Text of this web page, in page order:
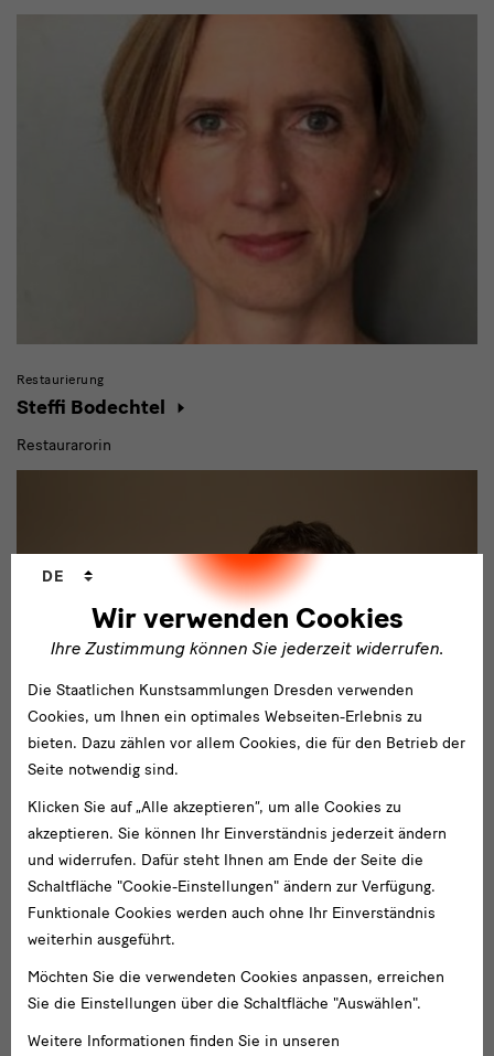
Restaurierung
Steffi Bodechtel
Restaurarorin
GRASSI Museum für Völkerkunde zu Leipzig
Kevin Breß
Wir verwenden Cookies
Ihre Zustimmung können Sie jederzeit widerrufen.
DE
Die Staatlichen Kunstsammlungen Dresden verwenden
Cookies, um Ihnen ein optimales Webseiten-Erlebnis zu
bieten. Dazu zählen vor allem Cookies, die für den Betrieb der
Seite notwendig sind.
Klicken Sie auf „Alle akzeptieren“, um alle Cookies zu
akzeptieren. Sie können Ihr Einverständnis jederzeit ändern
und widerrufen. Dafür steht Ihnen am Ende der Seite die
Schaltfläche "Cookie-Einstellungen" ändern zur Verfügung.
Funktionale Cookies werden auch ohne Ihr Einverständnis
weiterhin ausgeführt.
Möchten Sie die verwendeten Cookies anpassen, erreichen
Sie die Einstellungen über die Schaltfläche "Auswählen".
Weitere Informationen finden Sie in unseren